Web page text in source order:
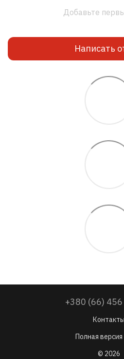
Добавьте
Написать
+380 (66)
Контакты
Полная версия
© 2026